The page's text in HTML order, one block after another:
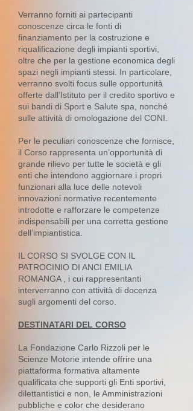
Verranno forniti ai partecipanti
conoscenze circa le fonti di
finanziamento per la costruzione e
riqualificazione degli impianti sportivi,
oltre che per la gestione economica degli
spazi negli impianti stessi. In particolare,
verranno svolti focus sulle opportunità
offerte dall’Istituto per il credito sportivo e
sui bandi di Sport e Salute spa, nonché
sulle attività di omologazione del CONI.
Per le peculiari conoscenze che fornisce,
il Corso rappresenta un’opportunità di
grande rilievo per tutte le società e gli
enti che intendono aggiornare i propri
funzionari alla luce delle notevoli
innovazioni normative recentemente
introdotte e rafforzare le competenze
indispensabili per una corretta gestione
dell’impiantistica.
IL CORSO SI SVOLGE CON IL
PATROCINIO DI ANCI EMILIA
ROMANGA , i cui rappresentanti
interverranno con attività di docenza
sugli argomenti del corso.
DESTINATARI DEL CORSO
La Fondazione Carlo Rizzoli per le
Scienze Motorie intende offrire una
piattaforma formativa altamente
qualificata che supporti gli Enti sportivi,
dilettantistici e non, le Amministrazioni
pubbliche e color che desiderano